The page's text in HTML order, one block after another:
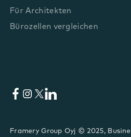
Für Architekten
Bürozellen vergleichen
Facebook
Instagram
X LinkedIn
Framery Group Oyj © 2025,